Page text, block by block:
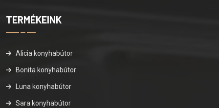
TERMÉKEINK
Alicia konyhabútor
Bonita konyhabútor
Luna konyhabútor
Sara konyhabútor